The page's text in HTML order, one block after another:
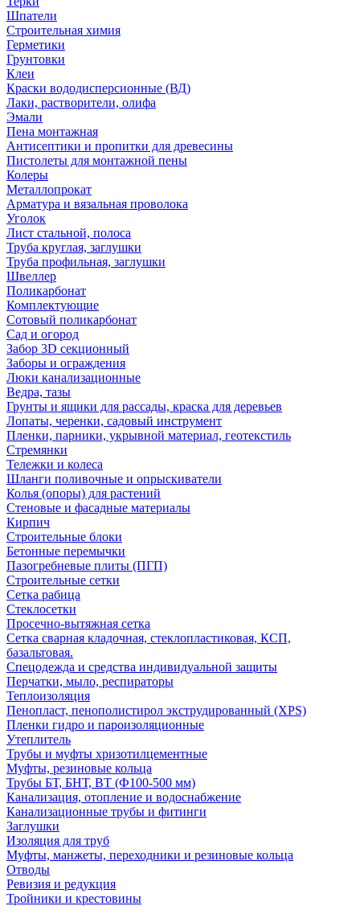
Шпатели
Строительная химия
Герметики
Грунтовки
Клеи
Краски вододисперсионные (ВД)
Лаки, растворители, олифа
Эмали
Пена монтажная
Антисептики и пропитки для древесины
Пистолеты для монтажной пены
Колеры
Металлопрокат
Арматура и вязальная проволока
Уголок
Лист стальной, полоса
Труба круглая, заглушки
Труба профильная, заглушки
Швеллер
Поликарбонат
Комплектующие
Сотовый поликарбонат
Сад и огород
Забор 3D секционный
Заборы и ограждения
Люки канализационные
Ведра, тазы
Грунты и ящики для рассады, краска для деревьев
Лопаты, черенки, садовый инструмент
Пленки, парники, укрывной материал, геотекстиль
Стремянки
Тележки и колеса
Шланги поливочные и опрыскиватели
Колья (опоры) для растений
Стеновые и фасадные материалы
Кирпич
Строительные блоки
Бетонные перемычки
Пазогребневые плиты (ПГП)
Строительные сетки
Сетка рабица
Стеклосетки
Просечно-вытяжная сетка
Сетка сварная кладочная, стеклопластиковая, КСП,
базальтовая.
Спецодежда и средства индивидуальной защиты
Перчатки, мыло, респираторы
Теплоизоляция
Пенопласт, пенополистирол экструдированный (XPS)
Пленки гидро и пароизоляционные
Утеплитель
Трубы и муфты хризотилцементные
Муфты, резиновые кольца
Трубы БТ, БНТ, ВТ (Ф100-500 мм)
Канализация, отопление и водоснабжение
Канализационные трубы и фитинги
Заглушки
Изоляция для труб
Муфты, манжеты, переходники и резиновые кольца
Отводы
Ревизия и редукция
Тройники и крестовины